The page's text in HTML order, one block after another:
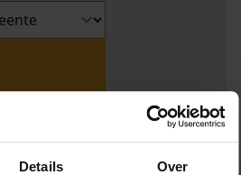
Details Over